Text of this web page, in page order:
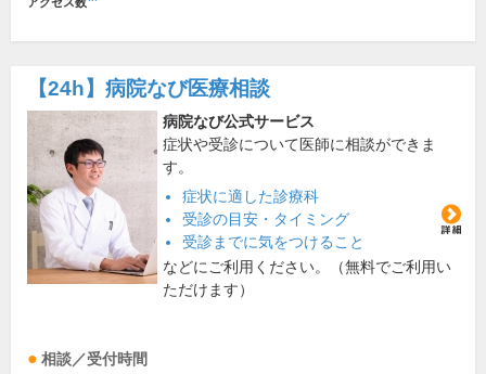
【24h】 病院なび医療相談
病院なび公式サービス
症状や受診について医師に相談ができま
す。
症状に適した診療科
受診の目安・タイミング
受診までに気をつけること
などにご利用ください。（無料でご利用い
ただけます）
相談／受付時間